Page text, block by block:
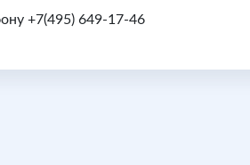
+7(495) 649-17-46